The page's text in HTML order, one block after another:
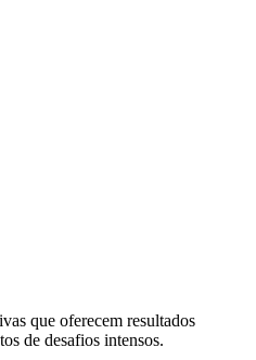
que oferecem resultados
de desafios intensos.